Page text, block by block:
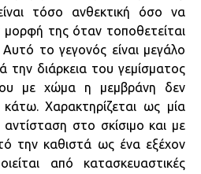
τόσο ανθεκτική όσο να
μορφή της όταν τοποθετείται
το γεγονός είναι μεγάλο
την διάρκεια του γεμίσματος
με χώμα η μεμβράνη δεν
Χαρακτηρίζεται ως μία
στο σκίσιμο και με
την καθιστά ως ένα εξέχον
από κατασκευαστικές